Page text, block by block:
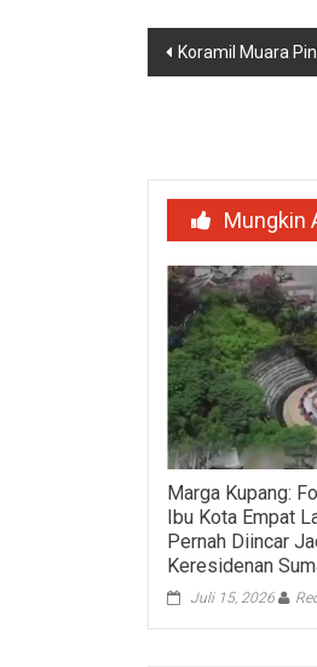
Navigasi
Koramil Muara
Mungkin
Marga Kupang:
Ibu Kota Empat
Pernah Diincar
Keresidenan
Juli 15, 2026